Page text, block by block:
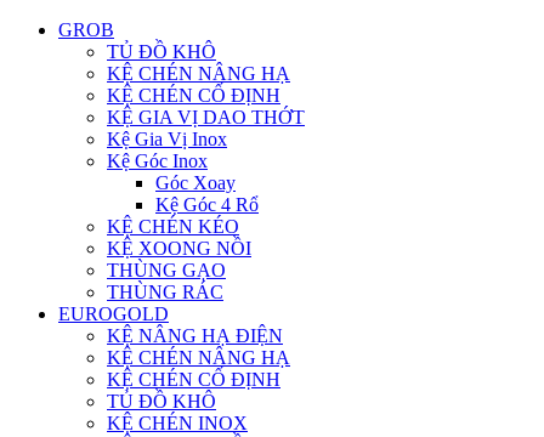
GROB
TỦ ĐỒ KHÔ
KỆ CHÉN NÂNG HẠ
KỆ CHÉN CỐ ĐỊNH
KỆ GIA VỊ DAO THỚT
Kệ Gia Vị Inox
Kệ Góc Inox
Góc Xoay
Kệ Góc 4 Rổ
KỆ CHÉN KÉO
KỆ XOONG NỒI
THÙNG GẠO
THÙNG RÁC
EUROGOLD
KỆ NÂNG HẠ ĐIỆN
KỆ CHÉN NÂNG HẠ
KỆ CHÉN CỐ ĐỊNH
TỦ ĐỒ KHÔ
KỆ CHÉN INOX